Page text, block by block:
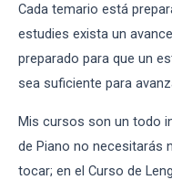
Cada temario está
estudies exista un
preparado para que un
sea suficiente para
Mis cursos son un todo
de Piano no necesitarás
tocar; en el Curso de